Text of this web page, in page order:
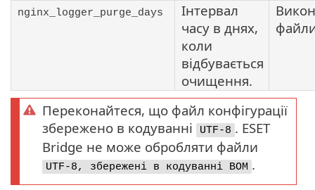
nginx_logger_purge_days
Інтервал
часу в днях,
коли
відбувається
очищення.
Переконайтеся, що файл конфігурації
збережено в кодуванні
UTF-8 . ESET
Bridge не може обробляти файли
UTF-8, збережені в кодуванні BOM .